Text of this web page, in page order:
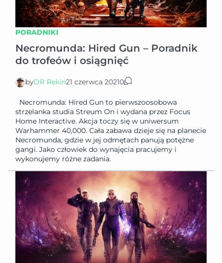
PORADNIKI
Necromunda: Hired Gun – Poradnik
do trofeów i osiągnięć
byDR Rekin21 czerwca 20210
Necromunda: Hired Gun to pierwszoosobowa
strzelanka studia Streum On i wydana przez Focus
Home Interactive. Akcja toczy się w uniwersum
Warhammer 40,000. Cała zabawa dzieje się na planecie
Necromunda, gdzie w jej odmętach panują potężne
gangi. Jako człowiek do wynajęcia pracujemy i
wykonujemy różne zadania.